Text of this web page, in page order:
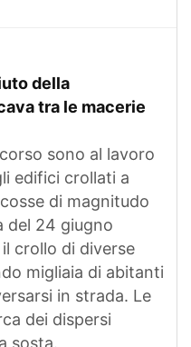
della
tra le macerie
sono al lavoro
edifici crollati a
di magnitudo
del 24 giugno
crollo di diverse
migliaia di abitanti
in strada. Le
dei dispersi
sosta.